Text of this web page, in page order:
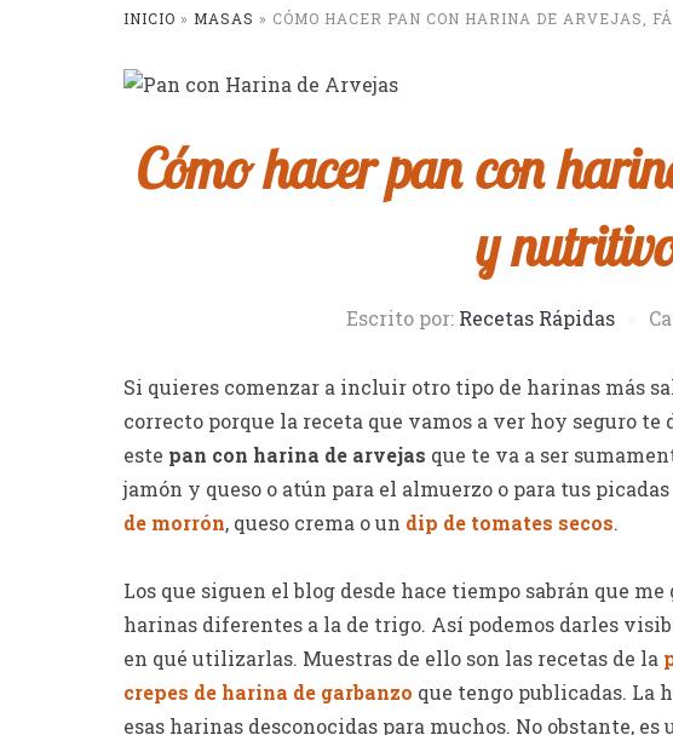
INICIO » MASAS » CÓMO HACER PAN CON HARINA DE ARVEJAS,
Cómo hacer pan con
y
Escrito por: Recetas Rápidas
Si quieres comenzar a incluir otro tipo de harinas más
correcto porque la receta que vamos a ver hoy seguro
este pan con harina de arvejas que te va a ser
jamón y queso o atún para el almuerzo o para tus
de morrón, queso crema o un dip de tomates secos.
Los que siguen el blog desde hace tiempo sabrán que
harinas diferentes a la de trigo. Así podemos darles
en qué utilizarlas. Muestras de ello son las recetas de la
crepes de harina de garbanzo que tengo publicadas. La
esas harinas desconocidas para muchos. No obstante,